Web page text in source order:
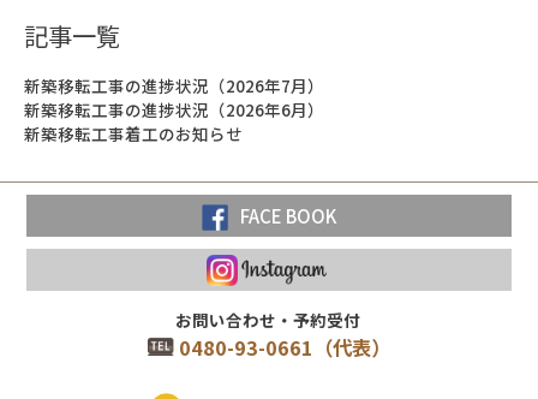
記事一覧
新築移転工事の進捗状況（2026年7月）
新築移転工事の進捗状況（2026年6月）
新築移転工事着工のお知らせ
FACE BOOK
お問い合わせ・予約受付
0480-93-0661（代表）